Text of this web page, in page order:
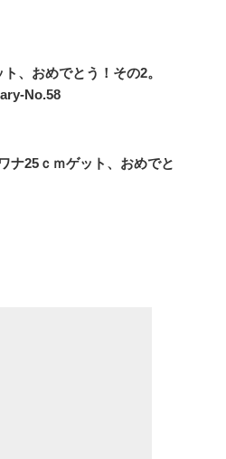
、おめでとう！その2。
No.58
ナ25ｃｍゲット、おめでと